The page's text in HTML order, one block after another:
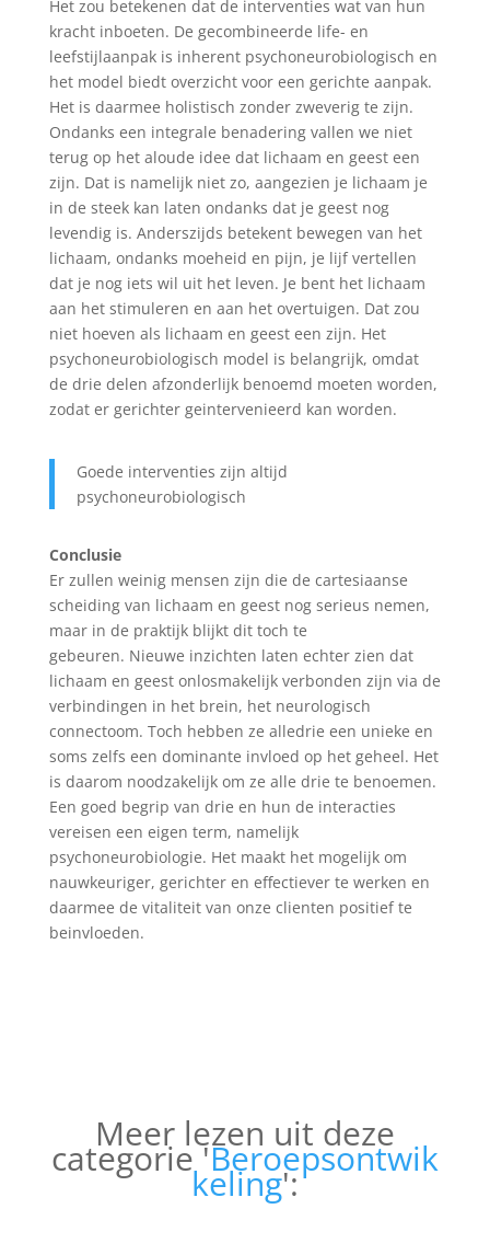
Het zou betekenen dat de interventies wat van hun
kracht inboeten. De gecombineerde life- en
leefstijlaanpak is inherent psychoneurobiologisch en
het model biedt overzicht voor een gerichte aanpak.
Het is daarmee holistisch zonder zweverig te zijn.
Ondanks een integrale benadering vallen we niet
terug op het aloude idee dat lichaam en geest een
zijn. Dat is namelijk niet zo, aangezien je lichaam je
in de steek kan laten ondanks dat je geest nog
levendig is. Anderszijds betekent bewegen van het
lichaam, ondanks moeheid en pijn, je lijf vertellen
dat je nog iets wil uit het leven. Je bent het lichaam
aan het stimuleren en aan het overtuigen. Dat zou
niet hoeven als lichaam en geest een zijn. Het
psychoneurobiologisch model is belangrijk, omdat
de drie delen afzonderlijk benoemd moeten worden,
zodat er gerichter geintervenieerd kan worden.
Goede interventies zijn altijd
psychoneurobiologisch
Conclusie
Er zullen weinig mensen zijn die de cartesiaanse
scheiding van lichaam en geest nog serieus nemen,
maar in de praktijk blijkt dit toch te
gebeuren. Nieuwe inzichten laten echter zien dat
lichaam en geest onlosmakelijk verbonden zijn via de
verbindingen in het brein, het neurologisch
connectoom. Toch hebben ze alledrie een unieke en
soms zelfs een dominante invloed op het geheel. Het
is daarom noodzakelijk om ze alle drie te benoemen.
Een goed begrip van drie en hun de interacties
vereisen een eigen term, namelijk
psychoneurobiologie. Het maakt het mogelijk om
nauwkeuriger, gerichter en effectiever te werken en
daarmee de vitaliteit van onze clienten positief te
beinvloeden.
Meer lezen uit deze
categorie 'Beroepsontwik
keling':